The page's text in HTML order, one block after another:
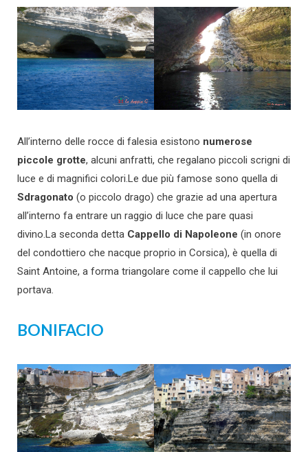
All’interno delle rocce di falesia esistono numerose
piccole grotte, alcuni anfratti, che regalano piccoli scrigni di
luce e di magnifici colori.Le due più famose sono quella di
Sdragonato (o piccolo drago) che grazie ad una apertura
all’interno fa entrare un raggio di luce che pare quasi
divino.La seconda detta Cappello di Napoleone (in onore
del condottiero che nacque proprio in Corsica), è quella di
Saint Antoine, a forma triangolare come il cappello che lui
portava.
BONIFACIO